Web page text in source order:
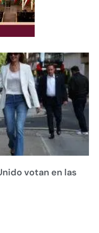
votan en las